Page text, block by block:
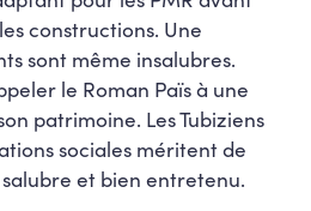
constructions. Une
sont même insalubres.
le Roman Païs à une
patrimoine. Les Tubiziens
sociales méritent de
et bien entretenu.